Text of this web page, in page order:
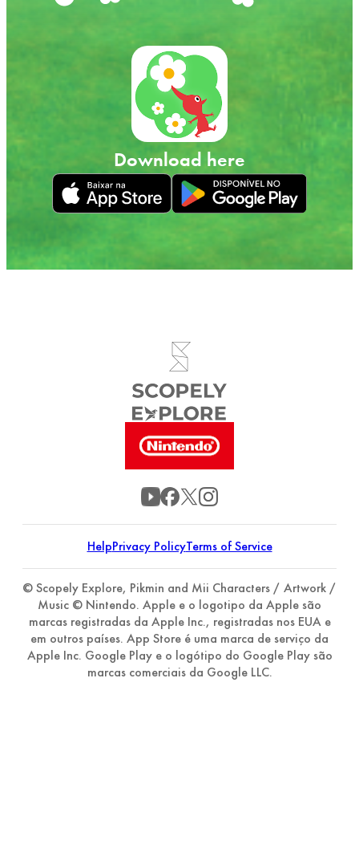
Download here
HelpPrivacy PolicyTerms of Service
© Scopely Explore, Pikmin and Mii Characters / Artwork /
Music © Nintendo. Apple e o logotipo da Apple são
marcas registradas da Apple Inc., registradas nos EUA e
em outros países. App Store é uma marca de serviço da
Apple Inc. Google Play e o logótipo do Google Play são
marcas comerciais da Google LLC.